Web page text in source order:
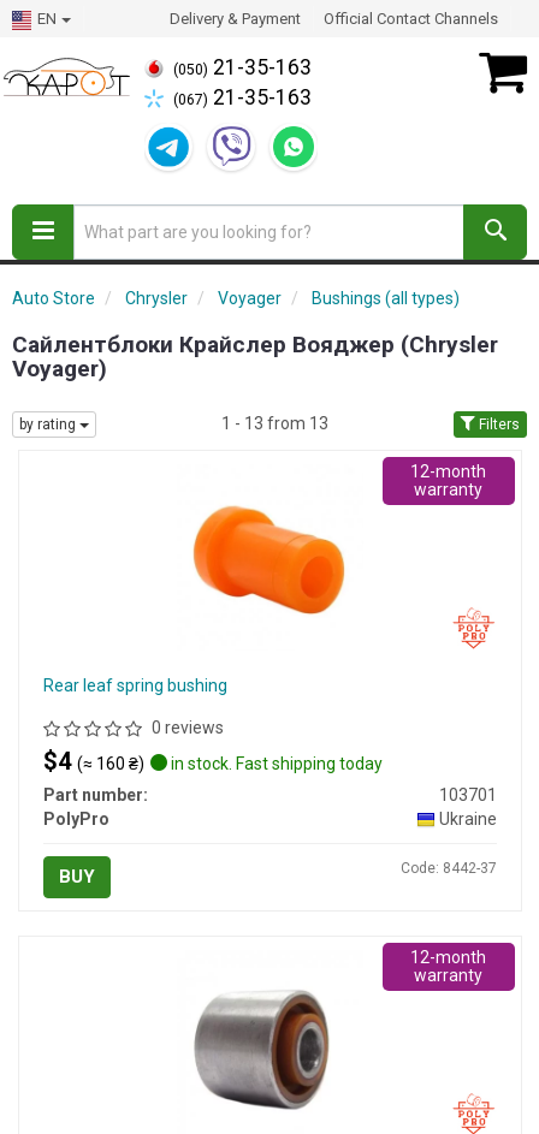
EN Delivery & Payment Official Contact Channels
(050) 21-35-163
(067) 21-35-163
Auto Store Chrysler Voyager Bushings (all types)
Сайлентблоки Крайслер Вояджер (Chrysler
Voyager)
by rating 1 - 13 from 13 Filters
Rear leaf spring bushing
0 reviews
$4 (≈ 160 ₴)
in stock. Fast shipping today
Part number:
103701
PolyPro
Ukraine
BUY Code: 8442-37
12-month
warranty
12-month
warranty